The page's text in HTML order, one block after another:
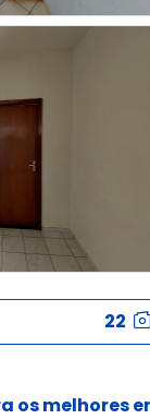
22
os melhores